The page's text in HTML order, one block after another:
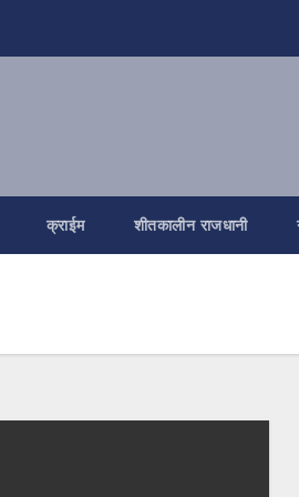
क्राईम शीतकालीन राजधानी